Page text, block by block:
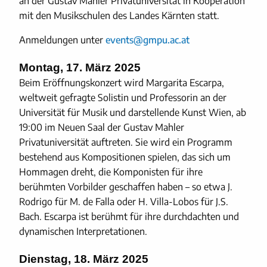
mit den Musikschulen des Landes Kärnten statt.
Anmeldungen unter events@gmpu.ac.at
Montag, 17. März 2025
Beim Eröffnungskonzert wird Margarita Escarpa,
weltweit gefragte Solistin und Professorin an der
Universität für Musik und darstellende Kunst Wien, ab
19:00 im Neuen Saal der Gustav Mahler
Privatuniversität auftreten. Sie wird ein Programm
bestehend aus Kompositionen spielen, das sich um
Hommagen dreht, die Komponisten für ihre
berühmten Vorbilder geschaffen haben – so etwa J.
Rodrigo für M. de Falla oder H. Villa-Lobos für J.S.
Bach. Escarpa ist berühmt für ihre durchdachten und
dynamischen Interpretationen.
Dienstag, 18. März 2025